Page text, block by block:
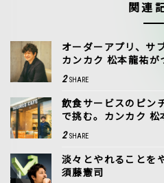
関連
オーダーアプリ、サ
カンカク 松本龍祐が
の「飲食」新体験
2 SHARE
飲食サービスのピン
で挑む。カンカク 松
2 SHARE
淡々とやれることを
須藤憲司